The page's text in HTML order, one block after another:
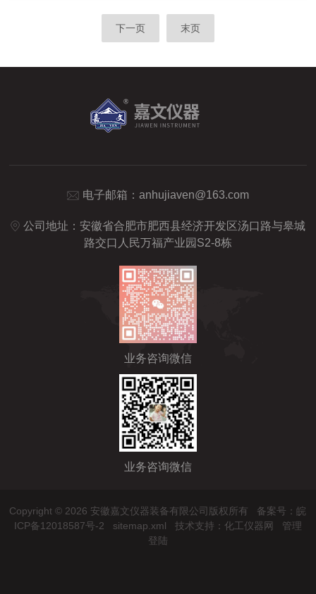
求。一、核心承载类配件承载类配件是离心机实现样本分
离的基础，主要用于放置和固定样本容器，确保离心过程
心过程中处于水平状态，适合大容...
下一页 末页
电子邮箱： anhujiaven@163.com
公司地址：安徽省合肥市肥西县经济开发区汤口路与皋城
路交口人民万福产业园S2-8栋
业务咨询微信
业务咨询微信
Copyright © 2026 安徽嘉文仪器装备有限公司版权所有 备案号：皖
ICP备12018587号-2
sitemap.xml 技术支持： 化工仪器网
管理
登陆